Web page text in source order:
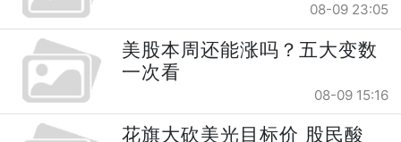
08-09 23:05
美股本周还能涨吗？五大变数
一次看
08-09 15:16
花旗大砍美光目标价 股民酸